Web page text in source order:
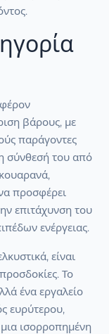
βάρους, με
παράγοντες
σύνθεσή του από
προσφέρει
επιτάχυνση του
ενέργειας.
είναι
Το
ένα εργαλείο
ευρύτερου,
ισορροπημένη